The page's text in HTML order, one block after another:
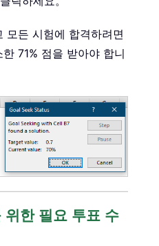
모든 시험에 합격하려면
71% 점을 받아야 합니
한 필요 투표 수